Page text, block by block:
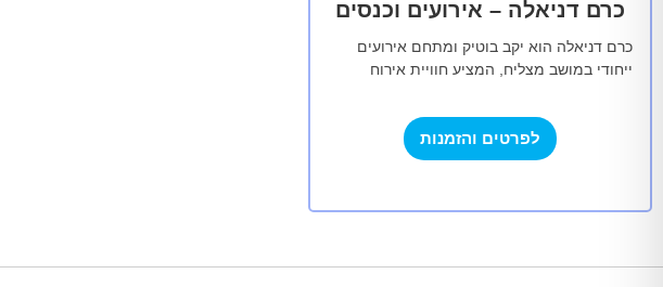
כרם דניאלה – אירועים וכנסים
כרם דניאלה הוא יקב בוטיק ומתחם אירועים
ייחודי במושב מצליח, המציע חוויית אירוח
קצר ממרכז הארץ.…
לפרטים והזמנות